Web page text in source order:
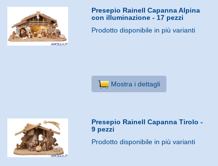
Presepio Rainell Capanna Alpina
con illuminazione - 17 pezzi
Prodotto disponibile in più varianti
Mostra i dettagli
Presepio Rainell Capanna Tirolo -
9 pezzi
Prodotto disponibile in più varianti